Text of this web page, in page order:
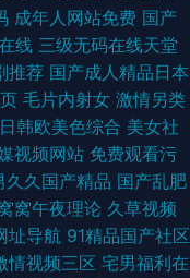
成年人网站免费 国产
线 三级无码在线天堂
推荐 国产成人精品日本
毛片内射女 激情另类
日韩欧美色综合 美女社
视频网站 免费观看污
久久国产精品 国产乱肥
窝午夜理论 久草视频
址导航 91精品国产社区
情视频三区 宅男福利在